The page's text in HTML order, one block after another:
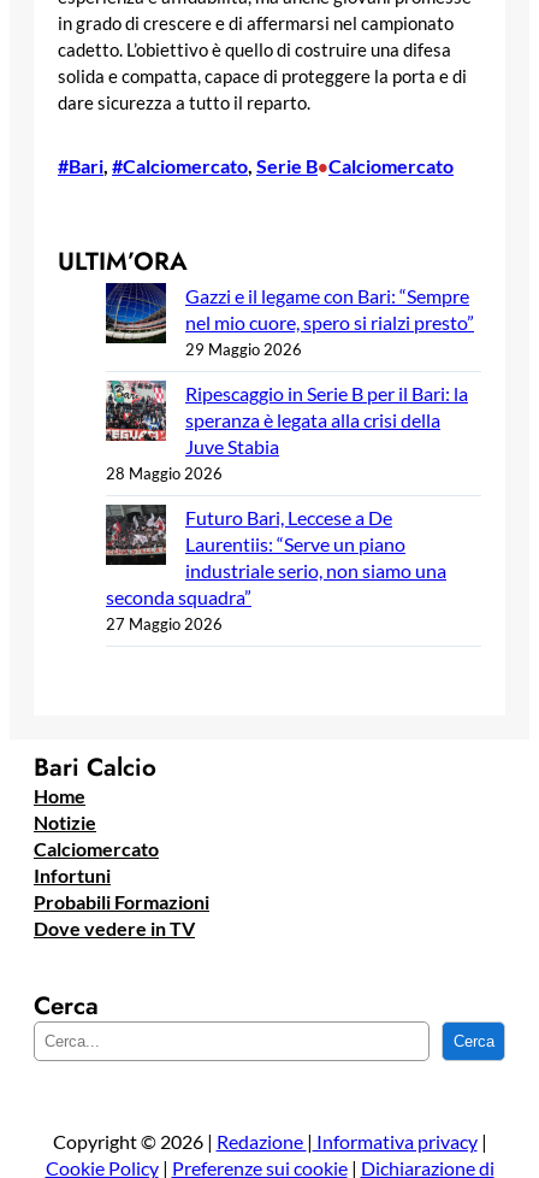
in grado di crescere e di affermarsi nel campionato
cadetto. L’obiettivo è quello di costruire una difesa
solida e compatta, capace di proteggere la porta e di
dare sicurezza a tutto il reparto.
#Bari #Calciomercato Serie B•Calciomercato
ULTIM’ORA
Gazzi e il legame con Bari: “Sempre
nel mio cuore, spero si rialzi presto”
29 Maggio 2026
Ripescaggio in Serie B per il Bari: la
speranza è legata alla crisi della
Juve Stabia
28 Maggio 2026
Futuro Bari, Leccese a De
Laurentiis: “Serve un piano
industriale serio, non siamo una
seconda squadra”
27 Maggio 2026
Bari Calcio
Home
Notizie
Calciomercato
Infortuni
Probabili Formazioni
Dove vedere in TV
Cerca
e
a
Cerca
Copyright © 2026 | Redazione | Informativa privacy|
Cookie Policy| Preferenze sui cookie| Dichiarazione di